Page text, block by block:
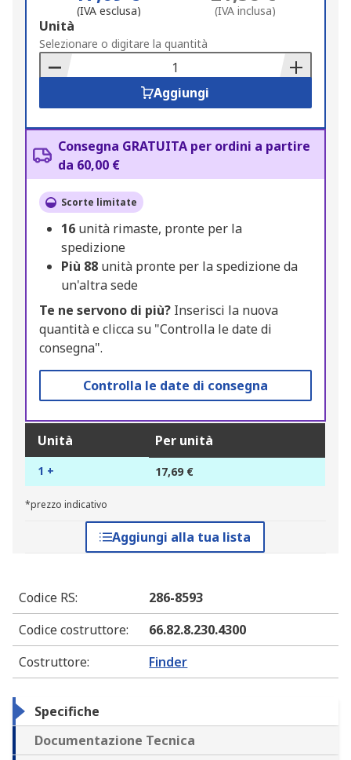
(IVA esclusa) (IVA inclusa)
Add
to
Basket
Unità
Selezionare o digitare la quantità
Aggiungi
Consegna GRATUITA per ordini a partire
da 60,00 €
Scorte limitate
16 unità rimaste, pronte per la
spedizione
Più 88 unità pronte per la spedizione da
un'altra sede
Te ne servono di più? Inserisci la nuova
quantità e clicca su "Controlla le date di
consegna".
Controlla le date di consegna
Unità Per unità
1 + 17,69 €
*prezzo indicativo
Aggiungi alla tua lista
Codice RS:
286-8593
Codice costruttore:
66.82.8.230.4300
Costruttore: Finder
Specifiche
Documentazione Tecnica